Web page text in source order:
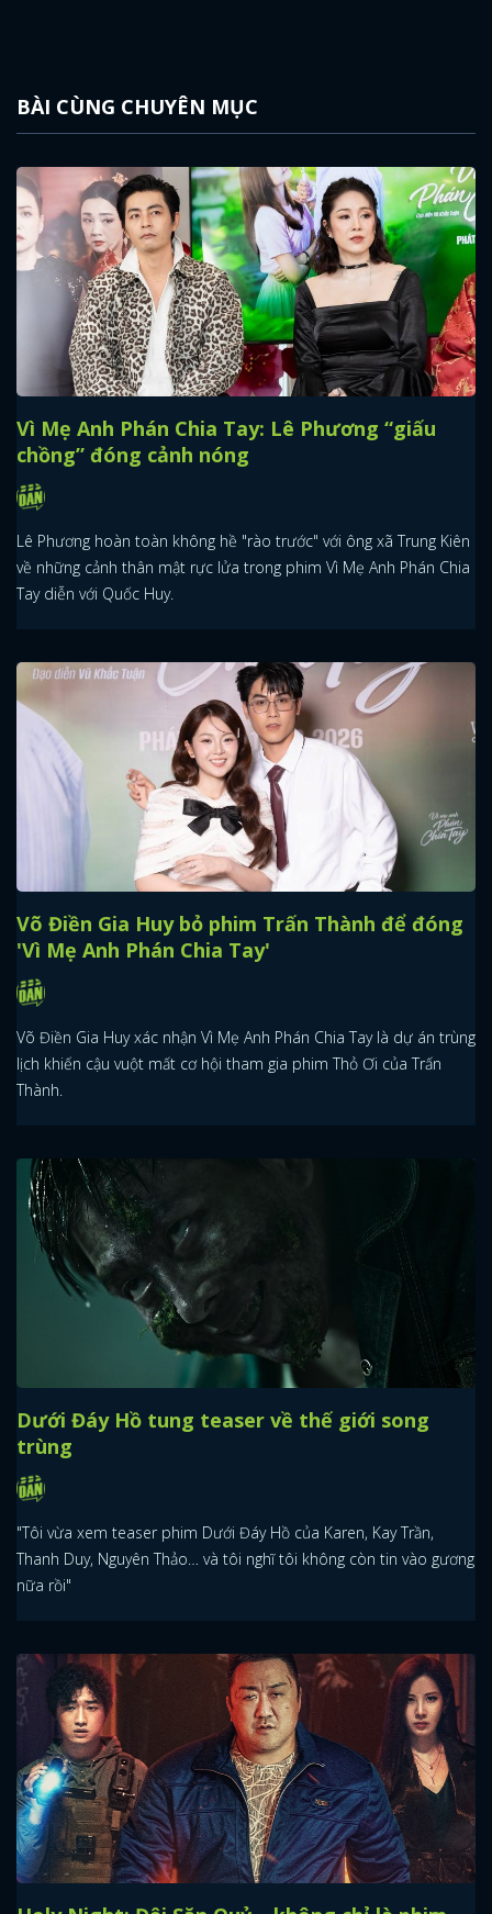
BÀI CÙNG CHUYÊN MỤC
Vì Mẹ Anh Phán Chia Tay: Lê Phương “giấu
chồng” đóng cảnh nóng
Lê Phương hoàn toàn không hề "rào trước" với ông xã Trung Kiên
về những cảnh thân mật rực lửa trong phim Vì Mẹ Anh Phán Chia
Tay diễn với Quốc Huy.
Võ Điền Gia Huy bỏ phim Trấn Thành để đóng
'Vì Mẹ Anh Phán Chia Tay'
Võ Điền Gia Huy xác nhận Vì Mẹ Anh Phán Chia Tay là dự án trùng
lịch khiến cậu vuột mất cơ hội tham gia phim Thỏ Ơi của Trấn
Thành.
Dưới Đáy Hồ tung teaser về thế giới song
trùng
"Tôi vừa xem teaser phim Dưới Đáy Hồ của Karen, Kay Trần,
Thanh Duy, Nguyên Thảo… và tôi nghĩ tôi không còn tin vào gương
nữa rồi"